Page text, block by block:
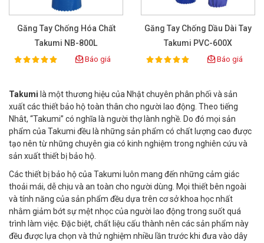
Găng Tay Chống Hóa Chất
Takumi NB-800L
Rating:
100% Báo giá
Găng Tay Chống Dầu Dài Tay
Takumi PVC-600X
Rating:
100% Báo giá
Takumi là một thương hiệu của Nhật chuyên phân phối và sản
xuất các thiết bảo hộ toàn thân cho người lao động. Theo tiếng
Nhât, “Takumi” có nghĩa là người thợ lành nghề. Do đó mọi sản
phẩm của Takumi đều là những sản phẩm có chất lượng cao được
tạo nên từ những chuyên gia có kinh nghiệm trong nghiên cứu và
sản xuất thiết bị bảo hộ.
Các thiết bị bảo hộ của Takumi luôn mang đến những cảm giác
thoải mái, dễ chịu và an toàn cho người dùng. Mọi thiết bên ngoài
và tính năng của sản phẩm đều dựa trên cơ sở khoa học nhất
nhằm giảm bớt sự mệt nhọc của người lao động trong suốt quá
trình làm việc. Đặc biệt, chất liệu cấu thành nên các sản phẩm này
đều được lựa chọn và thử nghiệm nhiều lần trước khi đưa vào dây